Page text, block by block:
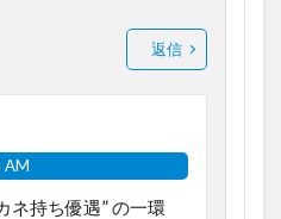
返信
AM
ネ持ち優遇” の一環